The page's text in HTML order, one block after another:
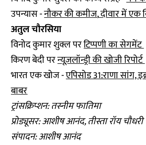
उपन्यास -नौकर की कमीज,दीवार में एक
अतुल चौरसिया
विनोद कुमार शुक्ल परटिप्पणी का सेगमेंट
किरण बेदी परन्यूज़लॉन्ड्री की खोजी रिपोर्ट
भारत एक खोज -एपिसोड 31:राणा सांग,
बाबर
ट्रांसक्रिप्शन: तस्नीम फातिमा
प्रोड्यूसर: आशीष आनंद, तीस्ता रॉय चौधरी
संपादन: आशीष आनंद